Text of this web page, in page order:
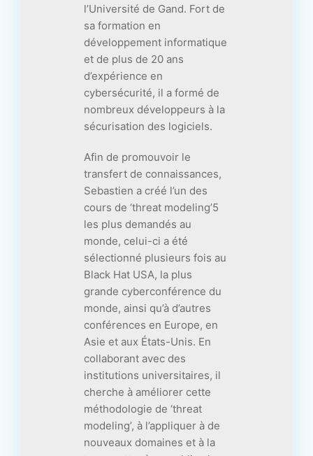
l’Université de Gand. Fort de
sa formation en
développement informatique
et de plus de 20 ans
d’expérience en
cybersécurité, il a formé de
nombreux développeurs à la
sécurisation des logiciels.
Afin de promouvoir le
transfert de connaissances,
Sebastien a créé l’un des
cours de ‘threat modeling’5
les plus demandés au
monde, celui-ci a été
sélectionné plusieurs fois au
Black Hat USA, la plus
grande cyberconférence du
monde, ainsi qu’à d’autres
conférences en Europe, en
Asie et aux États-Unis. En
collaborant avec des
institutions universitaires, il
cherche à améliorer cette
méthodologie de ‘threat
modeling’, à l’appliquer à de
nouveaux domaines et à la